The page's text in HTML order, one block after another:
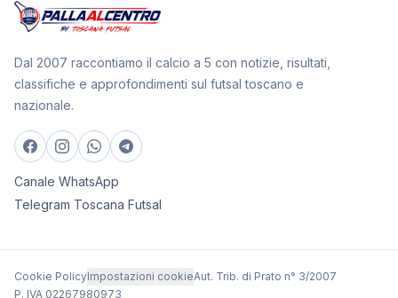
Dal 2007 raccontiamo il calcio a 5 con notizie, risultati,
classifiche e approfondimenti sul futsal toscano e
nazionale.
Canale WhatsApp
Telegram Toscana Futsal
Cookie PolicyImpostazioni cookieAut. Trib. di Prato n° 3/2007
P. IVA 02267980973